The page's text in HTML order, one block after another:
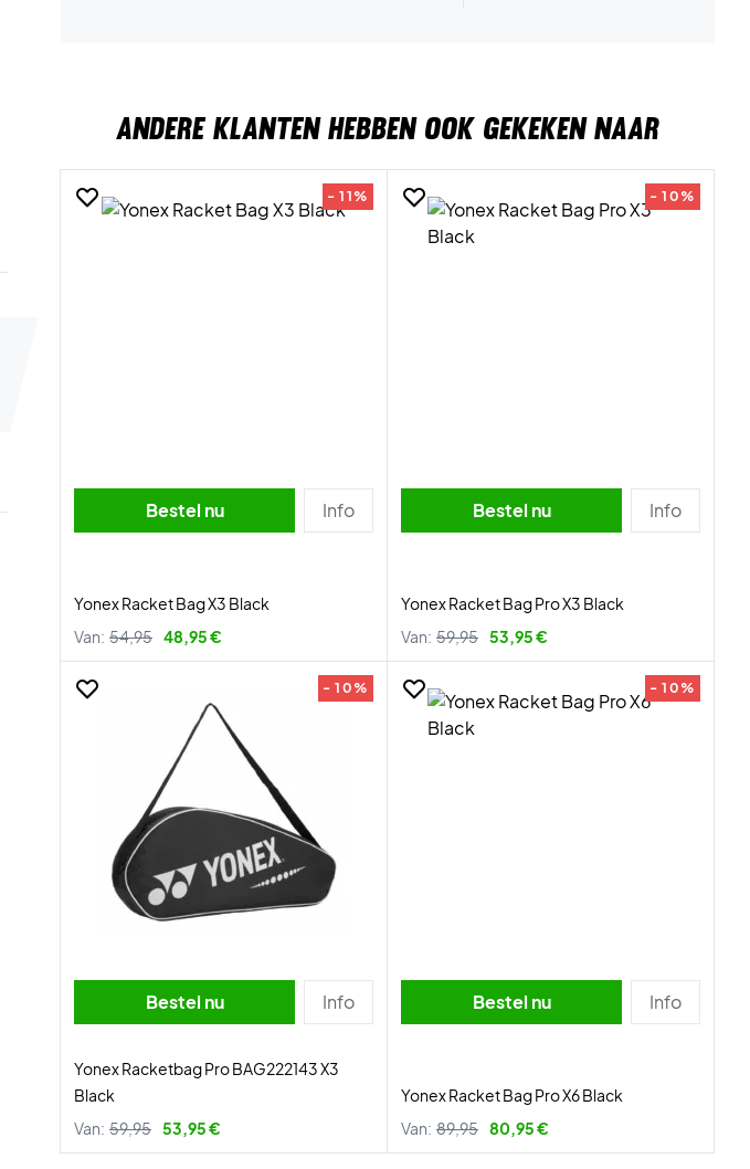
ANDERE KLANTEN HEBBEN OOK GEKEKEN NAAR
- 11%
Bestel nu Info
Yonex Racket Bag X3 Black
Van: 54,95 48,95 €
- 10%
Bestel nu Info
Yonex Racket Bag Pro X3 Black
Van: 59,95 53,95 €
- 10%
Bestel nu Info
Yonex Racketbag Pro BAG222143 X3
Black
Van: 59,95 53,95 €
- 10%
Bestel nu Info
Yonex Racket Bag Pro X6 Black
Van: 89,95 80,95 €